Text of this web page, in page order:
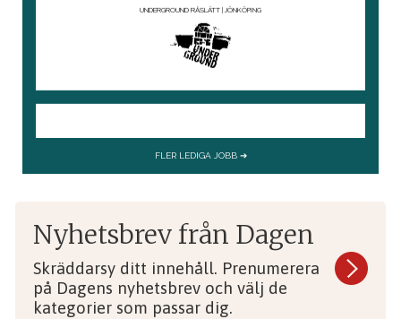
Nyhetsbrev från Dagen
Skräddarsy ditt innehåll. Prenumerera
på Dagens nyhetsbrev och välj de
kategorier som passar dig.